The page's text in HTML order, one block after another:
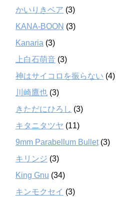
かいりきベア (3)
KANA-BOON (3)
Kanaria (3)
上白石萌音 (3)
神はサイコロを振らない (4)
川崎鷹也 (3)
きただにひろし (3)
キタニタツヤ (11)
9mm Parabellum Bullet(3)
キリンジ (3)
King Gnu (34)
キンモクセイ (3)